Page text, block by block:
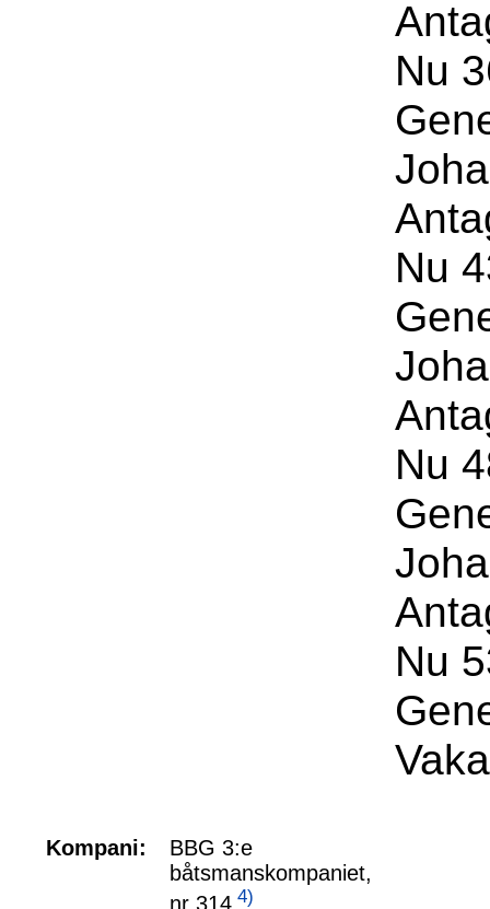
Nu
Nu
Nu
Nu
Kompani:
BBG 3:e
båtsmanskompaniet,
nr 314 4)